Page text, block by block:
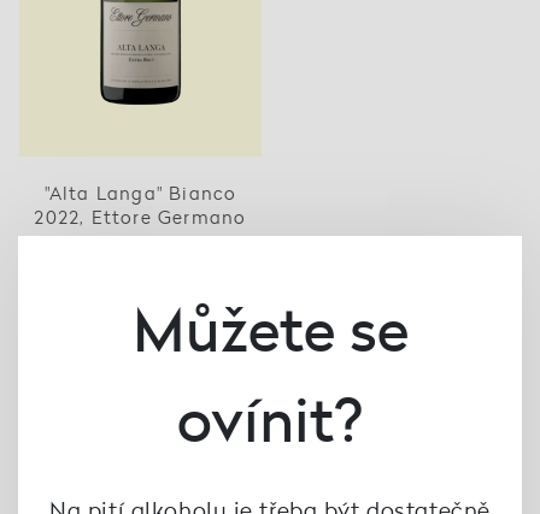
"Alta Langa" Bianco
2022, Ettore Germano
Můžete se
ovínit?